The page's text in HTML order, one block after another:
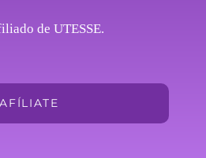
de UTESSE.
AFÍLIATE